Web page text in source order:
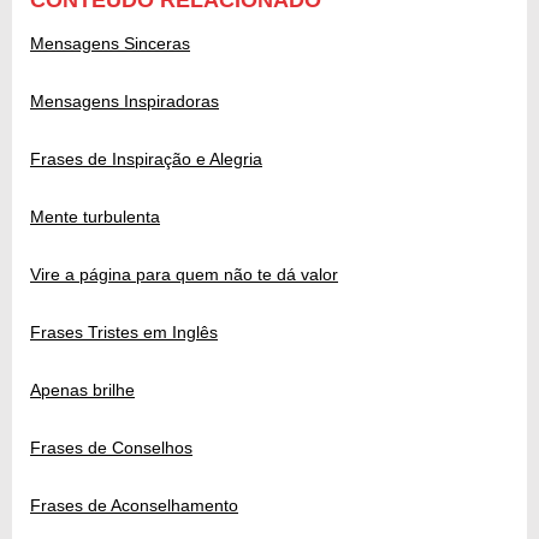
Mensagens Sinceras
Mensagens Inspiradoras
Frases de Inspiração e Alegria
Mente turbulenta
Vire a página para quem não te dá valor
Frases Tristes em Inglês
Apenas brilhe
Frases de Conselhos
Frases de Aconselhamento